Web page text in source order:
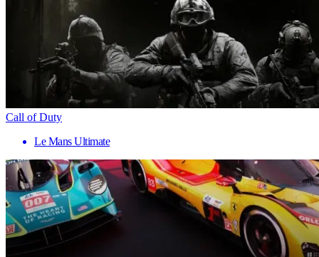
Call of Duty
Le Mans Ultimate